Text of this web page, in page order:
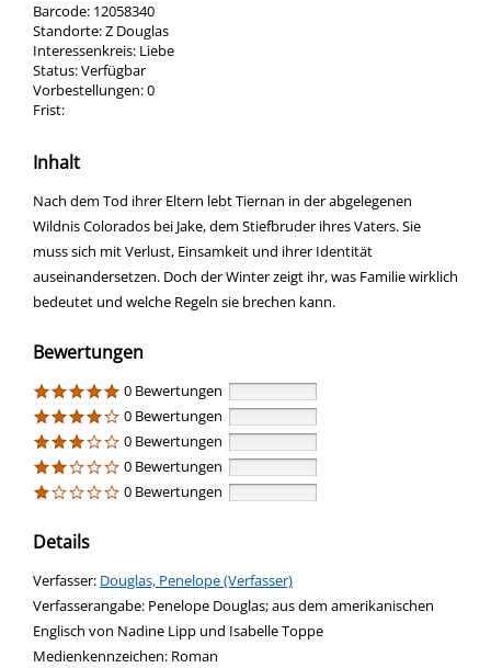
Barcode: 12058340
Standorte:Z Douglas
Interessenkreis: Liebe
Status:Verfügbar
Vorbestellungen:0
Frist:
Inhalt
Nach dem Tod ihrer Eltern lebt Tiernan in der abgelegenen
Wildnis Colorados bei Jake, dem Stiefbruder ihres Vaters. Sie
muss sich mit Verlust, Einsamkeit und ihrer Identität
auseinandersetzen. Doch der Winter zeigt ihr, was Familie wirklich
bedeutet und welche Regeln sie brechen kann.
Bewertungen
0 Bewertungen
0 Bewertungen
0 Bewertungen
0 Bewertungen
0 Bewertungen
Details
Verfasser: Suche nach diesem Verfasser
Douglas, Penelope (Verfasser)
Verfasserangabe: Penelope Douglas; aus dem amerikanischen
Englisch von Nadine Lipp und Isabelle Toppe
Medienkennzeichen: Roman